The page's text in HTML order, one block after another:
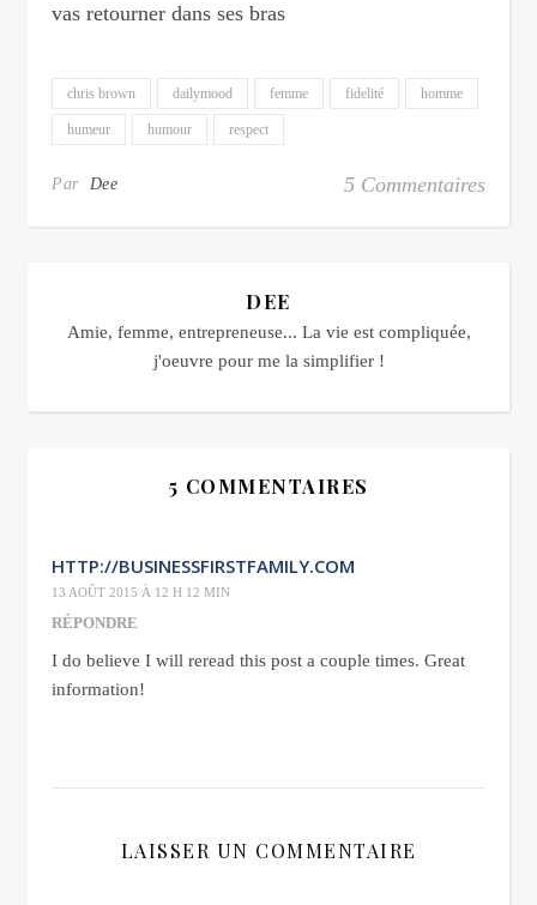
vas retourner dans ses bras
chris brown dailymood femme fidelité homme
humeur humour respect
Par Dee 5 Commentaires
DEE
Amie, femme, entrepreneuse... La vie est compliquée,
j'oeuvre pour me la simplifier !
5 COMMENTAIRES
HTTP://BUSINESSFIRSTFAMILY.COM
13 AOÛT 2015 À 12 H 12 MIN
RÉPONDRE
I do believe I will reread this post a couple times. Great
information!
LAISSER UN COMMENTAIRE